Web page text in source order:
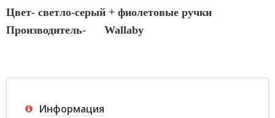
Цвет- светло-серый + фиолетовые ручки
Производитель-
Wallaby
Информация